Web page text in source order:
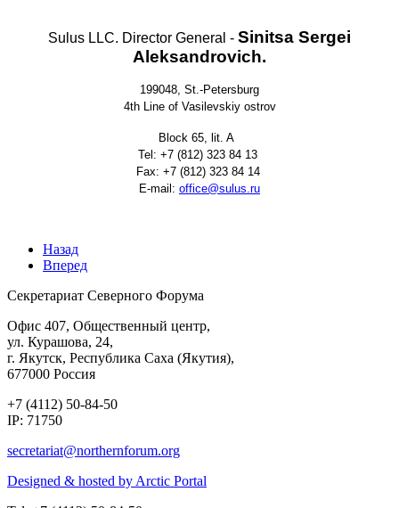
Sulus LLC. Director General - Sinitsa Sergei
Aleksandrovich.
199048, St.-Petersburg
4th Line of Vasilevskiy ostrov
Block 65, lit. A
Tel: +7 (812) 323 84 13
Fax: +7 (812) 323 84 14
E-mail:
Назад
Вперед
Секретариат Северного Форума
Офис 407, Общественный центр,
ул. Курашова, 24,
г. Якутск, Республика Саха (Якутия),
677000 Россия
+7 (4112) 50-84-50
IP: 71750
Designed & hosted by Arctic Portal